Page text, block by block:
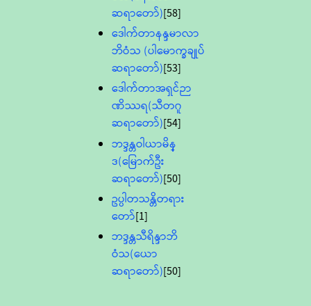
ဆရာတော်)[58]
ဒေါက်တာနန္ဒမာလာ
ဘိဝံသ (ပါမောက္ခချုပ်
ဆရာတော်)[53]
ဒေါက်တာအရှင်ဉာ
ဏိဿရ(သီတဂူ
ဆရာတော်)[54]
ဘဒ္ဒန္တဝါယာမိန္
ဒ(မြောက်ဦး
ဆရာတော်)[50]
ဥပ္ပါတသန္တိတရား
တော်[1]
ဘဒ္ဒန္တသီရိန္ဒာဘိ
ဝံသ(ယော
ဆရာတော်)[50]